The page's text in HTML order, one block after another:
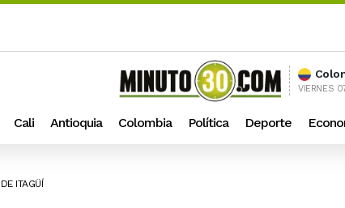
VIERNES
Cali Antioquia Colombia Política Deporte
ITAGÜÍ